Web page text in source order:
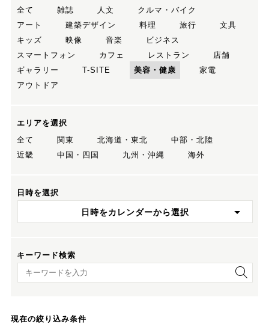
全て
雑誌 人文
クルマ・バイク
アート
建築デザイン 料理 旅行
文具
キッズ
映像 音楽
ビジネス
スマートフォン
カフェ レストラン
店舗
ギャラリー
T-SITE 美容・健康
家電
アウトドア
エリアを選択
全て
関東 北海道・東北
中部・北陸
近畿
中国・四国 九州・沖縄 海外
日時を選択
日時をカレンダーから選択
キーワード検索
キーワード検索
現在の絞り込み条件